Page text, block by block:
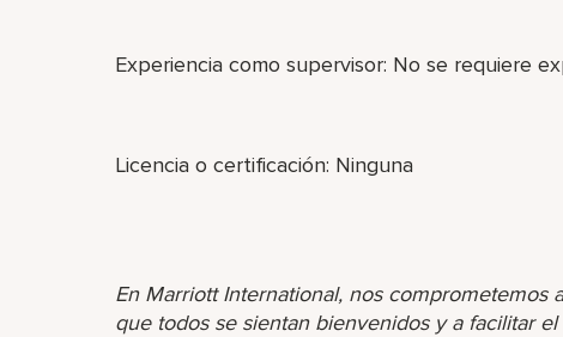
Experiencia como supervisor: No se requiere
Licencia o certificación: Ninguna
En Marriott International, nos
que todos se sientan bienvenidos y a facilitar